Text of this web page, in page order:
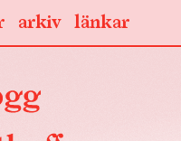
länkar
arkiv